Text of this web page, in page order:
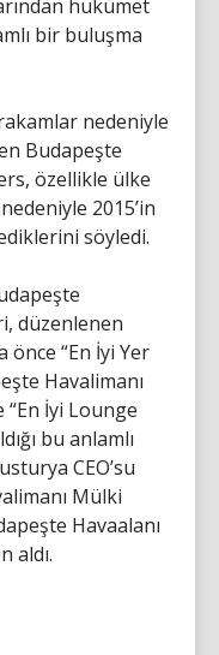
hükümet
bir buluşma
nedeniyle
Budapeşte
özellikle ülke
2015’in
söyledi.
düzenlenen
“En İyi Yer
Havalimanı
“En İyi Lounge
bu anlamlı
CEO’su
Mülki
Havaalanı
aldı.